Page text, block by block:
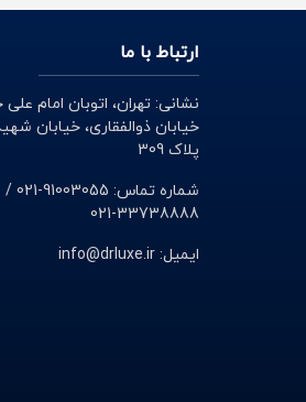
ارتباط با ما
نشانی: تهران، اتوبان امام
خیابان ذوالفقاری، خیابان
پلاک 309
شماره تماس: 91003055-021 /
33738888-021
ایمیل: info@drluxe.ir